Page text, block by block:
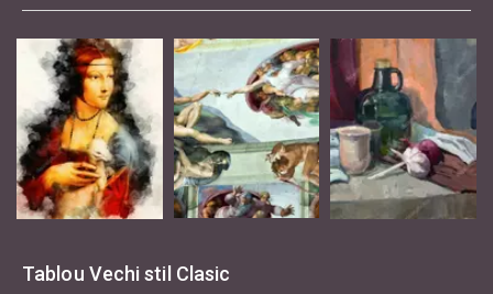
Tablou Vechi stil Clasic